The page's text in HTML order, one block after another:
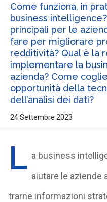
Come funziona, in
business
principali per le
fare per migliorare
redditività? Qual è la
implementare la
azienda? Come
opportunità della
dell’analisi dei dati?
24 Settembre 2023
L a business
aiutare le aziende
trarne informazioni